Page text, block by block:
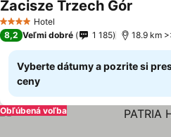
4 Počet hviezdičiek
Hotel
Zacisze Trzech Gór
8,2 Veľmi dobré 1 185 18.9 km
Vyberte dátumy a pozrite si
ceny
Obľúbená voľba